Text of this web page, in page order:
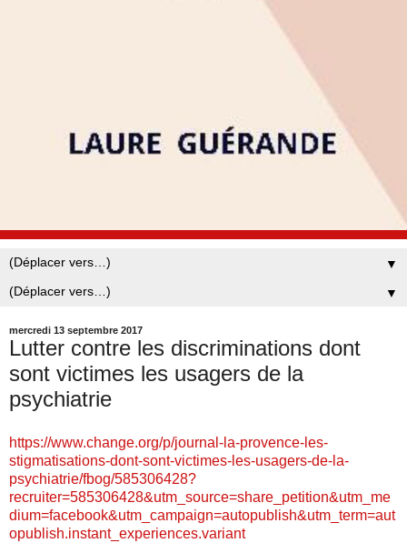
▼
▼
mercredi 13 septembre 2017
Lutter contre les discriminations dont
sont victimes les usagers de la
psychiatrie
https://www.change.org/p/journal-la-provence-les-
stigmatisations-dont-sont-victimes-les-usagers-de-la-
psychiatrie/fbog/585306428?
recruiter=585306428&utm_source=share_petition&utm_me
dium=facebook&utm_campaign=autopublish&utm_term=aut
opublish.instant_experiences.variant